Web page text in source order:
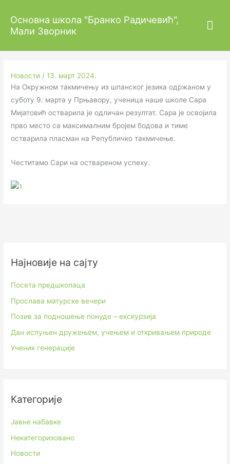
садржај
Основна школа "Бранко Радичевић",
Мали Зворник
Окружно такмичење из шпанског језика
Новости /13. март 2024.
На Окружном такмичењу из шпанског језика одржаном у
суботу 9. марта у Прњавору, ученица наше школе Сара
Мијатовић остварила је одличан резултат. Сара је освојила
прво место са максималним бројем бодова и тиме
остварила пласман на Републичко такмичење.
Честитамо Сари на оствареном успеху.
Најновије на сајту
Посета предшколаца
Прослава матурске вечери
Позив за подношење понуде – екскурзија
Дан испуњен дружењем, учењем и откривањем природе
Ученик генерације
Категорије
Јавне набавке
Некатегоризовано
Новости